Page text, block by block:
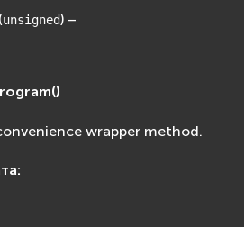
(unsigned) –
()
wrapper method.
: